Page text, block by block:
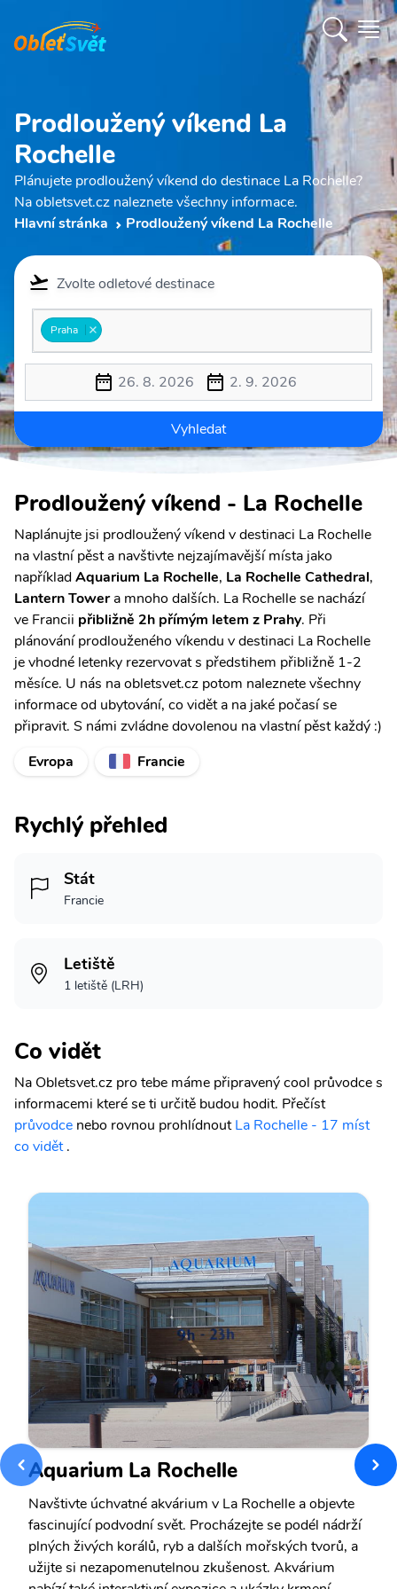
Prodloužený víkend La
Rochelle
Plánujete prodloužený víkend do destinace La Rochelle?
Na obletsvet.cz naleznete všechny informace.
Hlavní stránka
Prodloužený víkend La Rochelle
Zvolte odletové destinace
Praha
26. 8. 2026 2. 9. 2026
Vyhledat
Prodloužený víkend - La Rochelle
Naplánujte jsi prodloužený víkend v destinaci La Rochelle
na vlastní pěst a navštivte nejzajímavější místa jako
napříkladAquarium La Rochelle, La Rochelle Cathedral,
Lantern Towera mnoho dalších. La Rochelle se nachází
ve Francii přibližně 2h přímým letem z Prahy. Při
plánování prodlouženého víkendu v destinaci La Rochelle
je vhodné letenky rezervovat s předstihem přibližně 1-2
měsíce. U nás na obletsvet.cz potom naleznete všechny
informace od ubytování, co vidět a na jaké počasí se
připravit. S námi zvládne dovolenou na vlastní pěst každý :)
Evropa
Francie
Rychlý přehled
Stát
Francie
Letiště
1 letiště (LRH)
Co vidět
Na Obletsvet.cz pro tebe máme připravený cool průvodce s
informacemi které se ti určitě budou hodit. Přečíst
průvodce nebo rovnou prohlídnoutLa Rochelle - 17 míst
co vidět.
Aquarium La Rochelle
Navštivte úchvatné akvárium v La Rochelle a objevte
fascinující podvodní svět. Procházejte se podél nádrží
plných živých korálů, ryb a dalších mořských tvorů, a
užijte si nezapomenutelnou zkušenost. Akvárium